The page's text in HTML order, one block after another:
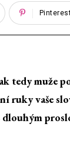
tedy muže
vaše